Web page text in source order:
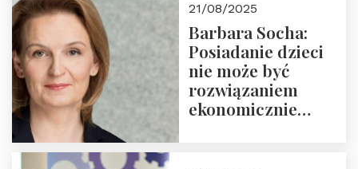
Nowego
Ćwierćwiecza”
21/08/2025
Barbara Socha:
Posiadanie dzieci
nie może być
rozwiązaniem
ekonomicznie